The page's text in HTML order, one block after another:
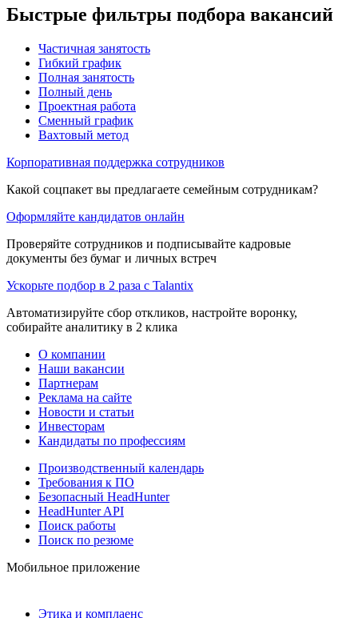
Быстрые фильтры подбора вакансий
Частичная занятость
Гибкий график
Полная занятость
Полный день
Проектная работа
Сменный график
Вахтовый метод
Корпоративная поддержка сотрудников
Какой соцпакет вы предлагаете семейным сотрудникам?
Оформляйте кандидатов онлайн
Проверяйте сотрудников и подписывайте кадровые
документы без бумаг и личных встреч
Ускорьте подбор в 2 раза с Talantix
Автоматизируйте сбор откликов, настройте воронку,
собирайте аналитику в 2 клика
О компании
Наши вакансии
Партнерам
Реклама на сайте
Новости и статьи
Инвесторам
Кандидаты по профессиям
Производственный календарь
Требования к ПО
Безопасный HeadHunter
HeadHunter API
Поиск работы
Поиск по резюме
Мобильное приложение
Этика и комплаенс